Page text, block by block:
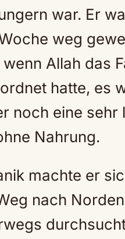
war. Er
weg
Allah das
hatte, es
noch eine sehr
Nahrung.
machte er
nach